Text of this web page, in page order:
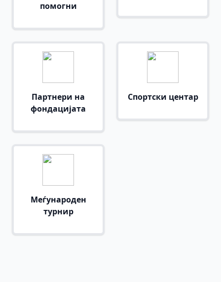
помогни
Партнери на
фондацијата
Спортски центар
Меѓународен
турнир